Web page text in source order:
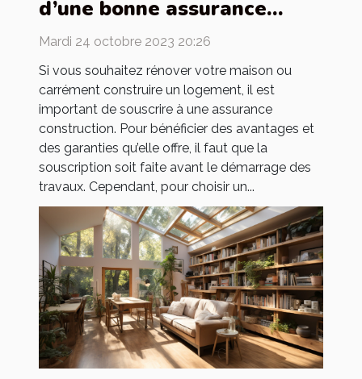
d’une bonne assurance
construction ?
Mardi 24 octobre 2023 20:26
Si vous souhaitez rénover votre maison ou
carrément construire un logement, il est
important de souscrire à une assurance
construction. Pour bénéficier des avantages et
des garanties qu’elle offre, il faut que la
souscription soit faite avant le démarrage des
travaux. Cependant, pour choisir un...